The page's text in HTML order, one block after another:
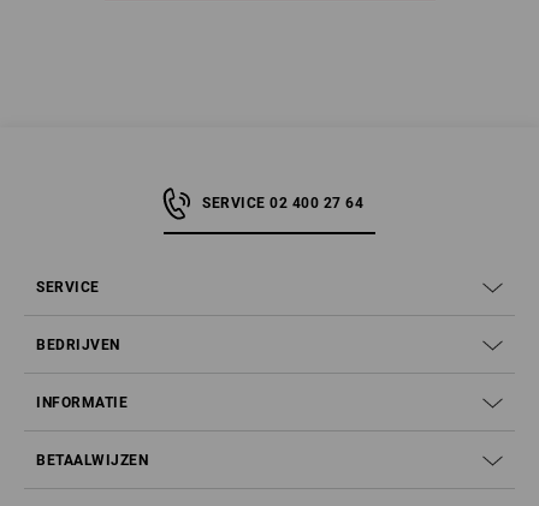
SERVICE 02 400 27 64
SERVICE
BEDRIJVEN
INFORMATIE
BETAALWIJZEN